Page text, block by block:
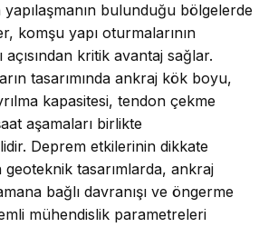
bulunduğu bölgelerde
komşu yapı oturmalarının
açısından kritik avantaj sağlar.
tasarımında ankraj kök boyu,
kapasitesi, tendon çekme
aşamaları birlikte
Deprem etkilerinin dikkate
geoteknik tasarımlarda, ankraj
bağlı davranışı ve öngerme
mühendislik parametreleri